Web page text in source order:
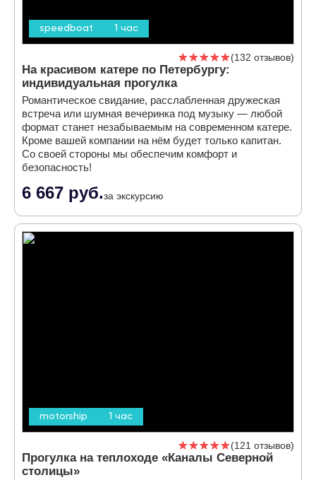
speedboat 1 час
132 отзывов
На красивом катере по Петербургу:
индивидуальная прогулка
Романтическое свидание, расслабленная дружеская
встреча или шумная вечеринка под музыку — любой
формат станет незабываемым на современном катере.
Кроме вашей компании на нём будет только капитан.
Со своей стороны мы обеспечим комфорт и
безопасность!
6 667 руб.за экскурсию
motorship 1 час
121 отзывов
Прогулка на теплоходе «Каналы Северной
столицы»